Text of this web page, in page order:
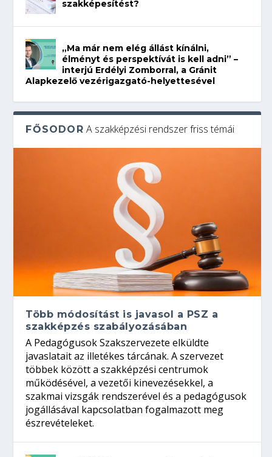
szakképesítést?
„Ma már nem elég állást kínálni,
élményt és perspektívát is kell adni” –
interjú Erdélyi Zomborral, a Gránit
Alapkezelő vezérigazgató-helyettesével
FŐSODOR A szakképzési rendszer friss témái
Több módosítást is javasol a PSZ a
szakképzés szabályozásában
A Pedagógusok Szakszervezete elküldte
javaslatait az illetékes tárcának. A szervezet
többek között a szakképzési centrumok
működésével, a vezetői kinevezésekkel, a
szakmai vizsgák rendszerével és a pedagógusok
jogállásával kapcsolatban fogalmazott meg
észrevételeket.